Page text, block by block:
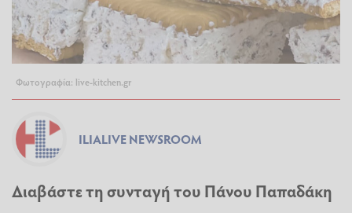
Φωτογραφία: live-kitchen.gr
ILIALIVE NEWSROOM
Διαβάστε τη συνταγή του Πάνου Παπαδάκη